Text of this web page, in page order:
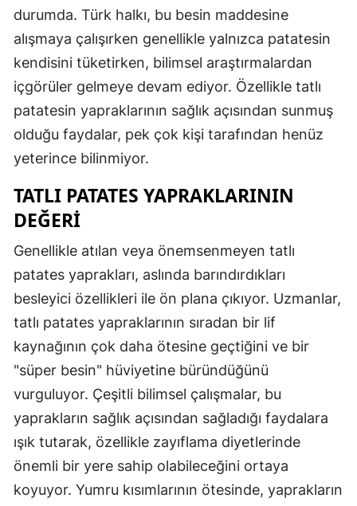
durumda. Türk halkı, bu besin maddesine
alışmaya çalışırken genellikle yalnızca patatesin
kendisini tüketirken, bilimsel araştırmalardan
içgörüler gelmeye devam ediyor. Özellikle tatlı
patatesin yapraklarının sağlık açısından sunmuş
olduğu faydalar, pek çok kişi tarafından henüz
yeterince bilinmiyor.
TATLI PATATES YAPRAKLARININ
DEĞERI
Genellikle atılan veya önemsenmeyen tatlı
patates yaprakları, aslında barındırdıkları
besleyici özellikleri ile ön plana çıkıyor. Uzmanlar,
tatlı patates yapraklarının sıradan bir lif
kaynağının çok daha ötesine geçtiğini ve bir
"süper besin" hüviyetine büründüğünü
vurguluyor. Çeşitli bilimsel çalışmalar, bu
yaprakların sağlık açısından sağladığı faydalara
ışık tutarak, özellikle zayıflama diyetlerinde
önemli bir yere sahip olabileceğini ortaya
koyuyor. Yumru kısımlarının ötesinde, yaprakların